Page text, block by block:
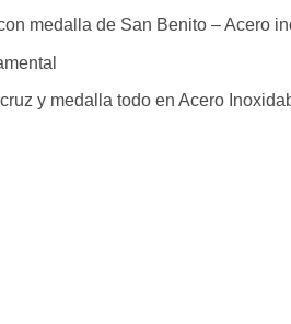
medalla de San Benito – Acero
y medalla todo en Acero